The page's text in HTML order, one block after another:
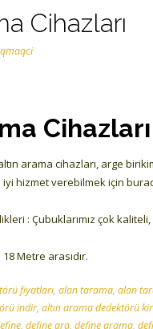
Cihazları
Cihazları
altın arama cihazları, arge
hizmet verebilmek için
: Çubuklarımız çok kaliteli,
Metre arasıdır.
fiyatları, alan tarama, alan
indir, altın arama dedektörü
, define ara, define arama,